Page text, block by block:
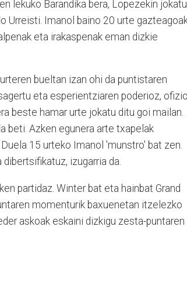
lekuko Barandika bera, Lopezekin
Urreisti. Imanol baino 20 urte
eta irakaspenak eman dizkie
bueltan izan ohi da puntistaren
eta esperientziaren poderioz,
beste hamar urte jokatu ditu goi mailan.
beti. Azken egunera arte txapelak
15 urteko Imanol 'munstro' bat zen.
izugarria da.
partidaz. Winter bat eta hainbat Grand
momenturik baxuenetan itzelezko
askoak eskaini dizkigu zesta-puntaren